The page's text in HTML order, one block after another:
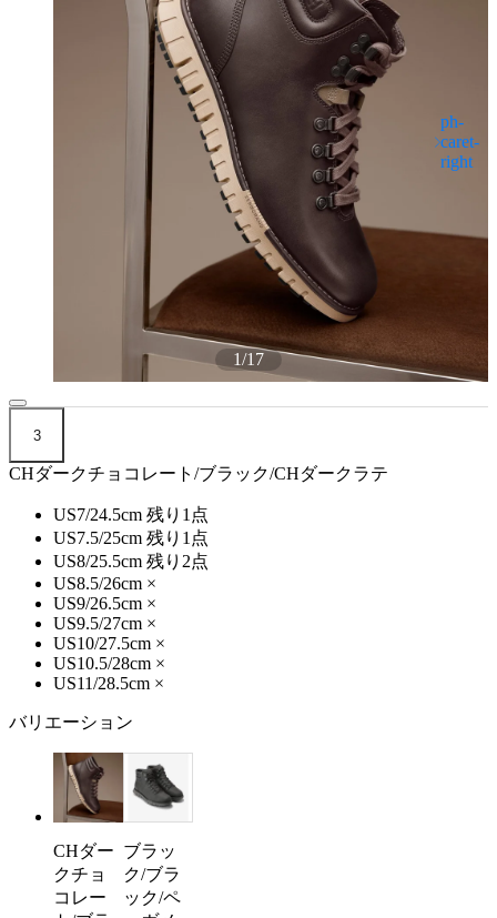
1/17
3
CHダークチョコレート/ブラック/CHダークラテ
US7/24.5cm 残り1点
US7.5/25cm 残り1点
US8/25.5cm 残り2点
US8.5/26cm ×
US9/26.5cm ×
US9.5/27cm ×
US10/27.5cm ×
US10.5/28cm ×
US11/28.5cm ×
バリエーション
CHダー
クチョ
コレー
ブラッ
ク/ブラ
ック/ペ